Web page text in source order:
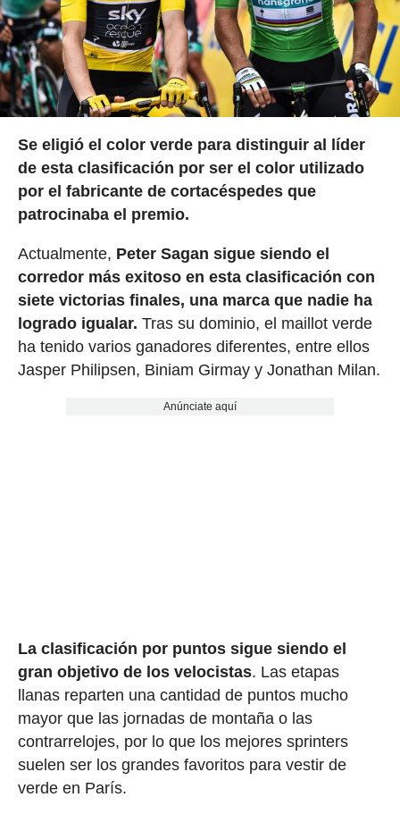
Se eligió el color verde para distinguir al líder
de esta clasificación por ser el color utilizado
por el fabricante de cortacéspedes que
patrocinaba el premio.
Actualmente, Peter Sagan sigue siendo el
corredor más exitoso en esta clasificación con
siete victorias finales, una marca que nadie ha
logrado igualar. Tras su dominio, el maillot verde
ha tenido varios ganadores diferentes, entre ellos
Jasper Philipsen, Biniam Girmay y Jonathan Milan.
Anúnciate aquí
La clasificación por puntos sigue siendo el
gran objetivo de los velocistas. Las etapas
llanas reparten una cantidad de puntos mucho
mayor que las jornadas de montaña o las
contrarrelojes, por lo que los mejores sprinters
suelen ser los grandes favoritos para vestir de
verde en París.